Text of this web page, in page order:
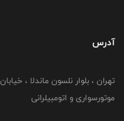
آدرس
موتورسواری و اتومبیلرانی